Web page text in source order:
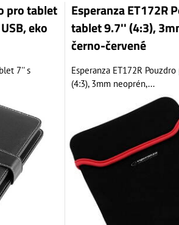
pro tablet
eko
7'' s
Esperanza ET172R
tablet 9.7'' (4:3),
černo-červené
Esperanza ET172R
(4:3), 3mm neoprén,...